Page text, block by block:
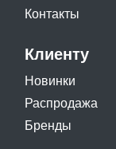
Контакты
Клиенту
Новинки
Распродажа
Бренды